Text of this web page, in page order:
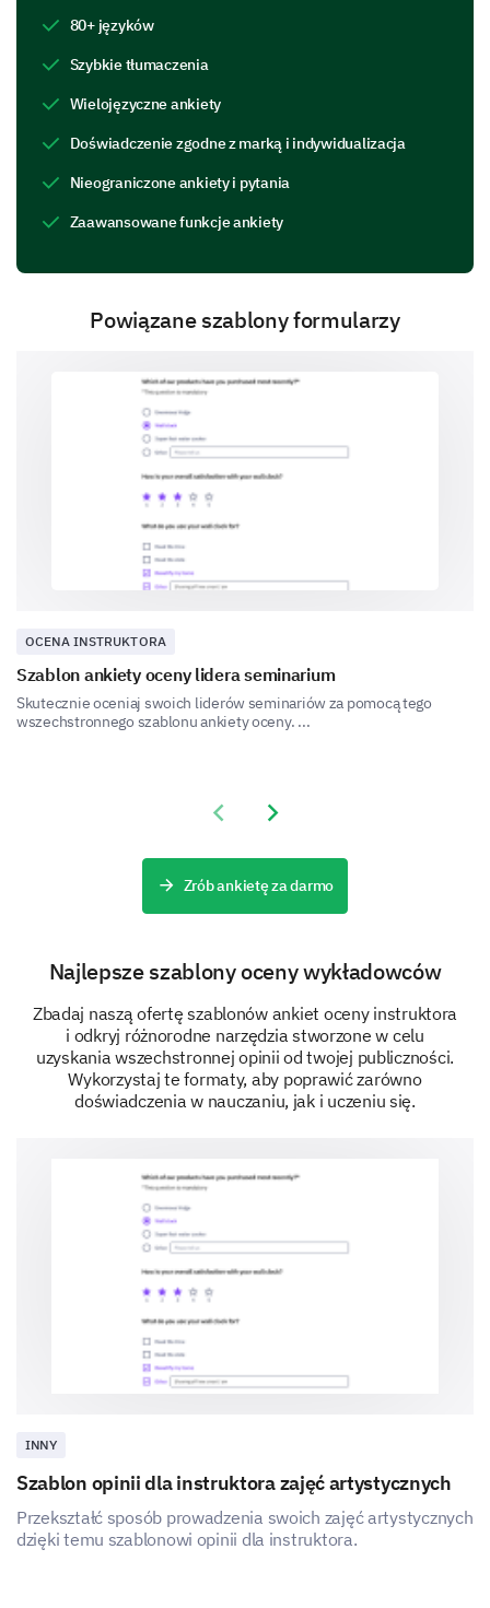
Great communication skills
Ability to motivate
Excellent problem-solving techniques
Encourages self-discovery
Creates a safe environment
What areas do you believe the coach should
provide comments)
Communication
Time management
Approachability
Would you recommend our coaching sessions
No
80+ języków
Szybkie tłumaczenia
Wielojęzyczne ankiety
Doświadczenie zgodne z marką i indywidualizacja
Nieograniczone ankiety i pytania
Zaawansowane funkcje ankiety
Powiązane szablony formularzy
OCENA INSTRUKTORA
Szablon ankiety oceny lidera seminarium
Skutecznie oceniaj swoich liderów seminariów za pomocą tego
wszechstronnego szablonu ankiety oceny. ...
Previous slide
Next slide
Zrób ankietę za darmo
Najlepsze szablony oceny wykładowców
Zbadaj naszą ofertę szablonów ankiet oceny instruktora
i odkryj różnorodne narzędzia stworzone w celu
uzyskania wszechstronnej opinii od twojej publiczności.
Wykorzystaj te formaty, aby poprawić zarówno
doświadczenia w nauczaniu, jak i uczeniu się.
INNY
Szablon opinii dla instruktora zajęć artystycznych
Przekształć sposób prowadzenia swoich zajęć artystycznych
dzięki temu szablonowi opinii dla instruktora.